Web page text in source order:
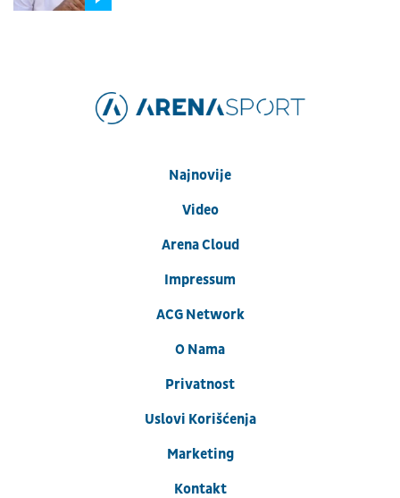
Najnovije
Video
Arena Cloud
Impressum
ACG Network
O Nama
Privatnost
Uslovi Korišćenja
Marketing
Kontakt